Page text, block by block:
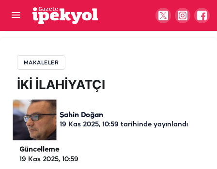
MAKALELER
İKİ İLAHİYATÇI
Şahin Doğan
19 Kas 2025, 10:59 tarihinde yayınlandı
Güncelleme
19 Kas 2025, 10:59
İKİ İLAHİYATÇI